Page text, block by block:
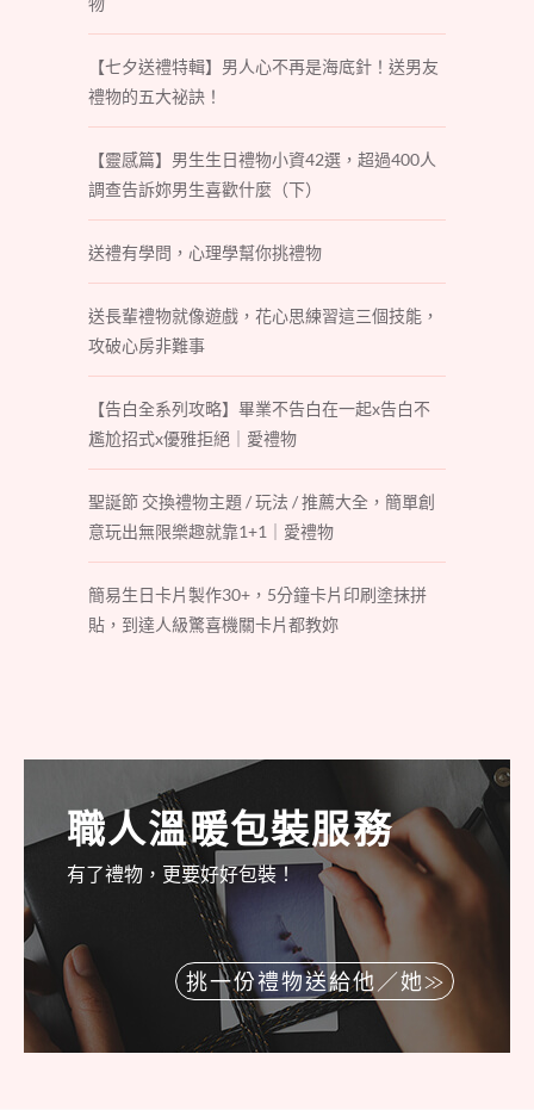
【七夕送禮特輯】男人心不再是海底針！送男友
禮物的五大祕訣！
【靈感篇】男生生日禮物小資42選，超過400人
調查告訴妳男生喜歡什麼（下）
送禮有學問，心理學幫你挑禮物
送長輩禮物就像遊戲，花心思練習這三個技能，
攻破心房非難事
【告白全系列攻略】畢業不告白在一起x告白不
尷尬招式x優雅拒絕｜愛禮物
聖誕節 交換禮物主題 / 玩法 / 推薦大全，簡單創
意玩出無限樂趣就靠1+1｜愛禮物
簡易生日卡片製作30+，5分鐘卡片印刷塗抹拼
貼，到達人級驚喜機關卡片都教妳
職人溫暖包裝服務
有了禮物，更要好好包裝！
挑一份禮物送給他／她